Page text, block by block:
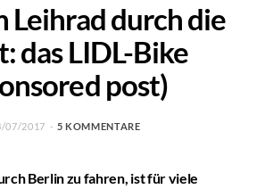
Leihrad durch die
das LIDL-Bike
post)
07/2017 5 KOMMENTARE
Berlin zu fahren, ist für viele